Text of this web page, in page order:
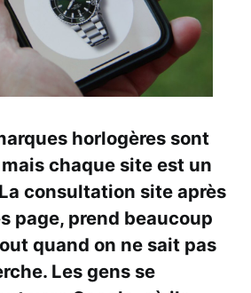
horlogères sont
chaque site est un
consultation site après
page, prend beaucoup
quand on ne sait pas
Les gens se